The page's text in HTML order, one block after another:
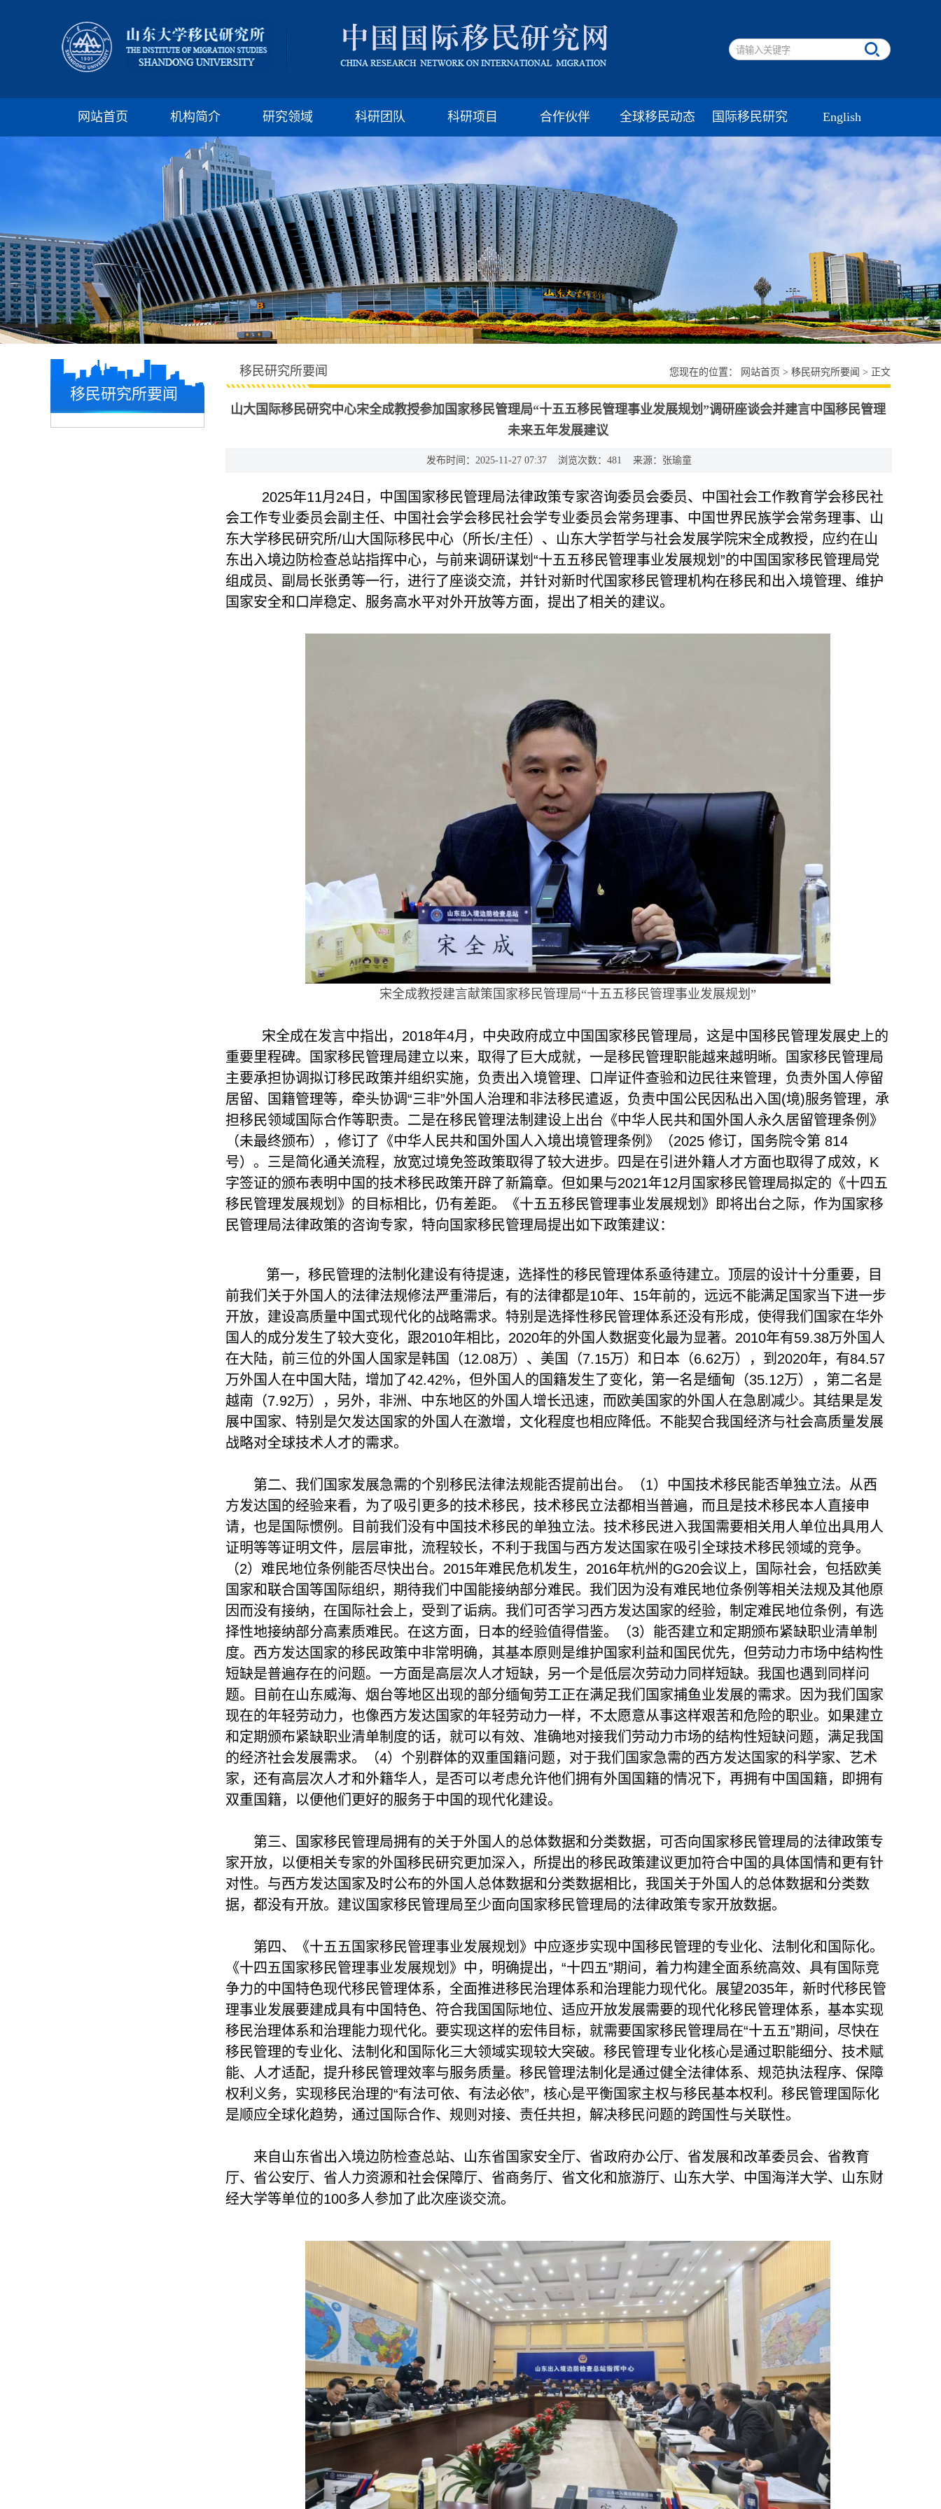
网站首页 机构简介 研究领域 科研团队 科研项目 合作伙伴 全球移民动态 国际移民研究 English
移民研究所要闻
移民研究所要闻 您现在的位置： 网站首页 > 移民研究所要闻 > 正文
山大国际移民研究中心宋全成教授参加国家移民管理局“十五五移民管理事业发展规划”调研座谈会并建言中国移民管理
未来五年发展建议
发布时间：2025-11-27 07:37 浏览次数： 481 来源：张瑜童
2025年11月24日，中国国家移民管理局法律政策专家咨询委员会委员、中国社会工作教育学会移民社
会工作专业委员会副主任、中国社会学会移民社会学专业委员会常务理事、中国世界民族学会常务理事、山
东大学移民研究所/山大国际移民中心（所长/主任）、山东大学哲学与社会发展学院宋全成教授，应约在山
东出入境边防检查总站指挥中心，与前来调研谋划“十五五移民管理事业发展规划”的中国国家移民管理局党
组成员、副局长张勇等一行，进行了座谈交流，并针对新时代国家移民管理机构在移民和出入境管理、维护
国家安全和口岸稳定、服务高水平对外开放等方面，提出了相关的建议。
宋全成教授建言献策国家移民管理局“十五五移民管理事业发展规划”
宋全成在发言中指出，2018年4月，中央政府成立中国国家移民管理局，这是中国移民管理发展史上的
重要里程碑。国家移民管理局建立以来，取得了巨大成就，一是移民管理职能越来越明晰。国家移民管理局
主要承担协调拟订移民政策并组织实施，负责出入境管理、口岸证件查验和边民往来管理，负责外国人停留
居留、国籍管理等，牵头协调“三非”外国人治理和非法移民遣返，负责中国公民因私出入国(境)服务管理，承
担移民领域国际合作等职责。二是在移民管理法制建设上出台《中华人民共和国外国人永久居留管理条例》
（未最终颁布），修订了《中华人民共和国外国人入境出境管理条例》（2025 修订，国务院令第 814
号）。三是简化通关流程，放宽过境免签政策取得了较大进步。四是在引进外籍人才方面也取得了成效，K
字签证的颁布表明中国的技术移民政策开辟了新篇章。但如果与2021年12月国家移民管理局拟定的《十四五
移民管理发展规划》的目标相比，仍有差距。《十五五移民管理事业发展规划》即将出台之际，作为国家移
民管理局法律政策的咨询专家，特向国家移民管理局提出如下政策建议：
第一，移民管理的法制化建设有待提速，选择性的移民管理体系亟待建立。顶层的设计十分重要，目
前我们关于外国人的法律法规修法严重滞后，有的法律都是10年、15年前的，远远不能满足国家当下进一步
开放，建设高质量中国式现代化的战略需求。特别是选择性移民管理体系还没有形成，使得我们国家在华外
国人的成分发生了较大变化，跟2010年相比，2020年的外国人数据变化最为显著。2010年有59.38万外国人
在大陆，前三位的外国人国家是韩国（12.08万）、美国（7.15万）和日本（6.62万），到2020年，有84.57
万外国人在中国大陆，增加了42.42%，但外国人的国籍发生了变化，第一名是缅甸（35.12万），第二名是
越南（7.92万），另外，非洲、中东地区的外国人增长迅速，而欧美国家的外国人在急剧减少。其结果是发
展中国家、特别是欠发达国家的外国人在激增，文化程度也相应降低。不能契合我国经济与社会高质量发展
战略对全球技术人才的需求。
第二、我们国家发展急需的个别移民法律法规能否提前出台。（1）中国技术移民能否单独立法。从西
方发达国的经验来看，为了吸引更多的技术移民，技术移民立法都相当普遍，而且是技术移民本人直接申
请，也是国际惯例。目前我们没有中国技术移民的单独立法。技术移民进入我国需要相关用人单位出具用人
证明等等证明文件，层层审批，流程较长，不利于我国与西方发达国家在吸引全球技术移民领域的竞争。
（2）难民地位条例能否尽快出台。2015年难民危机发生，2016年杭州的G20会议上，国际社会，包括欧美
国家和联合国等国际组织，期待我们中国能接纳部分难民。我们因为没有难民地位条例等相关法规及其他原
因而没有接纳，在国际社会上，受到了诟病。我们可否学习西方发达国家的经验，制定难民地位条例，有选
择性地接纳部分高素质难民。在这方面，日本的经验值得借鉴。（3）能否建立和定期颁布紧缺职业清单制
度。西方发达国家的移民政策中非常明确，其基本原则是维护国家利益和国民优先，但劳动力市场中结构性
短缺是普遍存在的问题。一方面是高层次人才短缺，另一个是低层次劳动力同样短缺。我国也遇到同样问
题。目前在山东威海、烟台等地区出现的部分缅甸劳工正在满足我们国家捕鱼业发展的需求。因为我们国家
现在的年轻劳动力，也像西方发达国家的年轻劳动力一样，不太愿意从事这样艰苦和危险的职业。如果建立
和定期颁布紧缺职业清单制度的话，就可以有效、准确地对接我们劳动力市场的结构性短缺问题，满足我国
的经济社会发展需求。（4）个别群体的双重国籍问题，对于我们国家急需的西方发达国家的科学家、艺术
家，还有高层次人才和外籍华人，是否可以考虑允许他们拥有外国国籍的情况下，再拥有中国国籍，即拥有
双重国籍，以便他们更好的服务于中国的现代化建设。
第三、国家移民管理局拥有的关于外国人的总体数据和分类数据，可否向国家移民管理局的法律政策专
家开放，以便相关专家的外国移民研究更加深入，所提出的移民政策建议更加符合中国的具体国情和更有针
对性。与西方发达国家及时公布的外国人总体数据和分类数据相比，我国关于外国人的总体数据和分类数
据，都没有开放。建议国家移民管理局至少面向国家移民管理局的法律政策专家开放数据。
第四、《十五五国家移民管理事业发展规划》中应逐步实现中国移民管理的专业化、法制化和国际化。
《十四五国家移民管理事业发展规划》中，明确提出，“十四五”期间，着力构建全面系统高效、具有国际竞
争力的中国特色现代移民管理体系，全面推进移民治理体系和治理能力现代化。展望2035年，新时代移民管
理事业发展要建成具有中国特色、符合我国国际地位、适应开放发展需要的现代化移民管理体系，基本实现
移民治理体系和治理能力现代化。要实现这样的宏伟目标，就需要国家移民管理局在“十五五”期间，尽快在
移民管理的专业化、法制化和国际化三大领域实现较大突破。移民管理专业化核心是通过职能细分、技术赋
能、人才适配，提升移民管理效率与服务质量。移民管理法制化是通过健全法律体系、规范执法程序、保障
权利义务，实现移民治理的“有法可依、有法必依”，核心是平衡国家主权与移民基本权利。移民管理国际化
是顺应全球化趋势，通过国际合作、规则对接、责任共担，解决移民问题的跨国性与关联性。
来自山东省出入境边防检查总站、山东省国家安全厅、省政府办公厅、省发展和改革委员会、省教育
厅、省公安厅、省人力资源和社会保障厅、省商务厅、省文化和旅游厅、山东大学、中国海洋大学、山东财
经大学等单位的100多人参加了此次座谈交流。
版权所有：山东大学移民研究所 济南市山大南路27号
邮编:250100 电话:(86)-531-88377009 Email: imssdu@126.com